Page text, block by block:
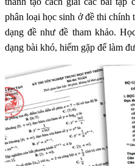
phân loại học sinh ở đề thi
dạng đề như đề tham khảo.
dạng bài khó, hiếm gặp để làm